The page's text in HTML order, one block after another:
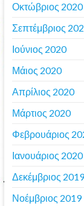
Οκτώβριος 2020
Σεπτέμβριος
Ιούνιος 2020
Μάιος 2020
Απρίλιος 2020
Μάρτιος 2020
Φεβρουάριος
Ιανουάριος 2020
Δεκέμβριος 2019
Νοέμβριος 2019